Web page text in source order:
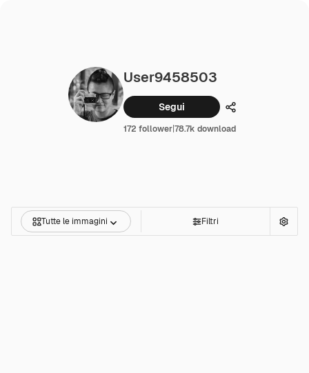
User9458503
Segui Condividi
172 follower|78.7k download
Tutte le immagini Filtri